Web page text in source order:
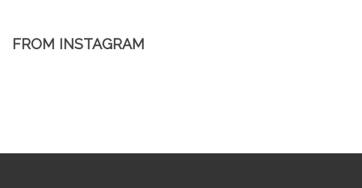
FROM INSTAGRAM